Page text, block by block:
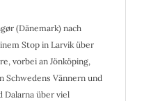
(Dänemark) nach
Stop in Larvik über
vorbei an Jönköping,
Schwedens Vännern und
Dalarna über viel